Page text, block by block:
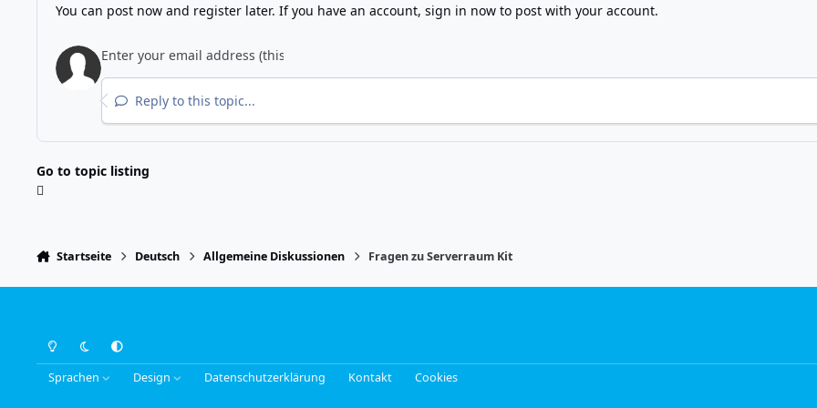
You can post now and register later. If you have an account, sign in nowto post with your account.
Reply to this topic...
Go to topic listing
Startseite Deutsch Allgemeine Diskussionen Fragen zu Serverraum Kit
Light ModeDark ModeSystem Preference
Sprachen Design Datenschutzerklärung Kontakt Cookies